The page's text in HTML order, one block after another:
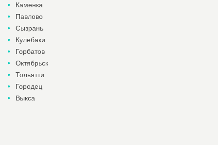
Каменка
Павлово
Сызрань
Кулебаки
Горбатов
Октябрьск
Тольятти
Городец
Выкса